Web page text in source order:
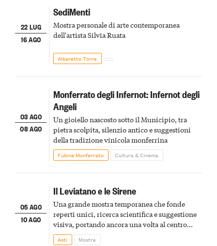
22 LUG
16 AGO
SediMenti
Mostra personale di arte contemporanea
dell'artista Silvia Ruata
Albaretto Torre
03 AGO
08 AGO
Monferrato degli Infernot: Infernot degli
Angeli
Un gioiello nascosto sotto il Municipio, tra
pietra scolpita, silenzio antico e suggestioni
della tradizione vinicola monferrina
Fubine Monferrato Cultura & Cinema
05 AGO
10 AGO
Il Leviatano e le Sirene
Una grande mostra temporanea che fonde
reperti unici, ricerca scientifica e suggestione
visiva, portando ancora una volta al centro
della scena le meraviglie del passato astigiano
Asti Mostre